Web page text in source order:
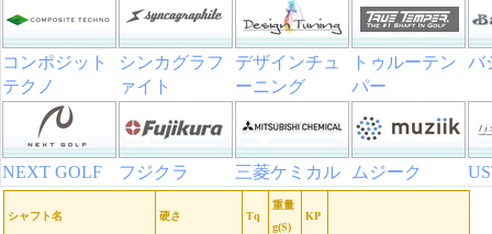
コンポジット
テクノ
シンカグラフ
ァイト
デザインチュ
ーニング
トゥルーテン
パー
バ
NEXT GOLF フジクラ 三菱ケミカル ムジーク
シャフト名 硬さ Tq
重量
g(S)
KP